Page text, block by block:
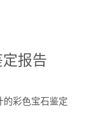
报告
的彩色宝石鉴定